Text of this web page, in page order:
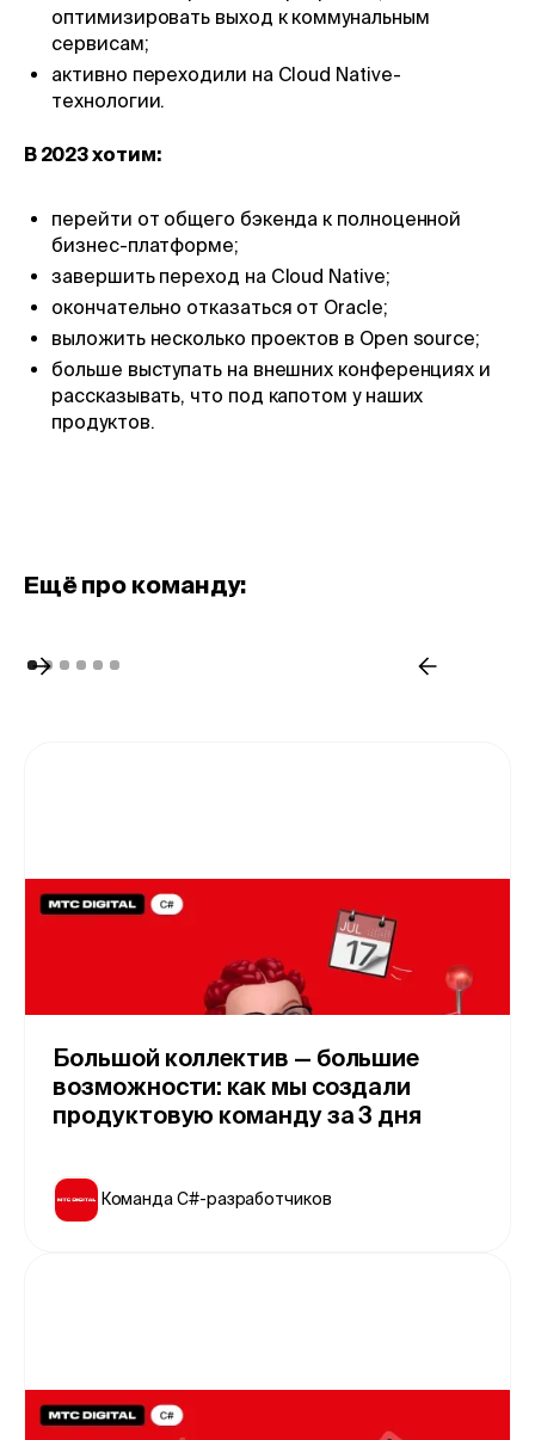
оптимизировать выход к коммунальным
сервисам;
активно переходили на Cloud Native-
технологии.
В 2023 хотим:
перейти от общего бэкенда к полноценной
бизнес-платформе;
завершить переход на Cloud Native;
окончательно отказаться от Oracle;
выложить несколько проектов в Open source;
больше выступать на внешних конференциях и
рассказывать, что под капотом у наших
продуктов.
Eщё про команду:
Большой коллектив — большие
возможности: как мы создали
продуктовую команду за 3 дня
Команда С#-разработчиков